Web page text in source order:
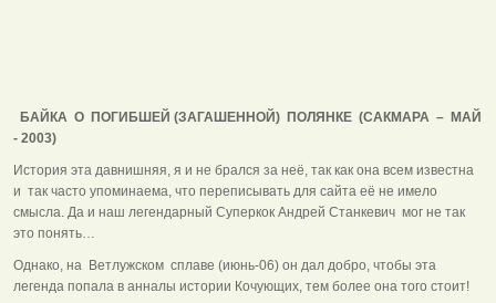
БАЙКА О ПОГИБШЕЙ (ЗАГАШЕННОЙ) ПОЛЯНКЕ (САКМАРА – МАЙ
- 2003)
История эта давнишняя, я и не брался за неё, так как она всем известна
и так часто упоминаема, что переписывать для сайта её не имело
смысла. Да и наш легендарный Суперкок Андрей Станкевич мог не так
это понять…
Однако, на Ветлужском сплаве (июнь-06) он дал добро, чтобы эта
легенда попала в анналы истории Кочующих, тем более она того стоит!